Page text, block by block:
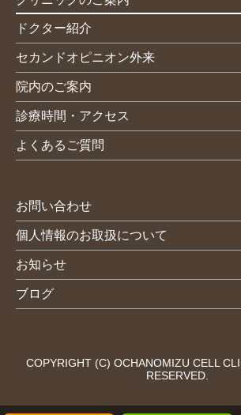
ドクター紹介
セカンドオピニオン外来
院内のご案内
診療時間・アクセス
よくあるご質問
お問い合わせ
個人情報のお取扱について
お知らせ
ブログ
COPYRIGHT (C) OCHANOMIZU CELL
RESERVED.